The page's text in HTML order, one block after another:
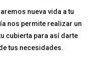
nueva vida a tu
nos permite realizar un
cubierta para así darte
tus necesidades.